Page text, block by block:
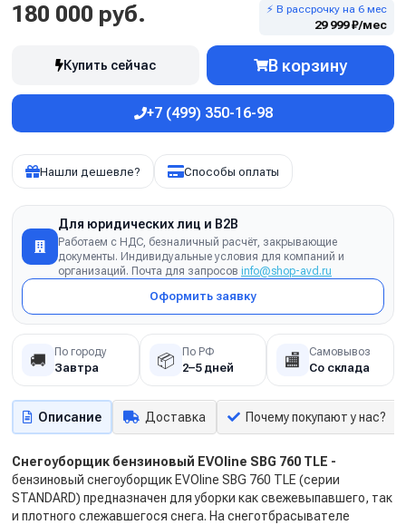
180 000 руб. ⚡ В рассрочку на 6 мес
29 999 ₽/мес
Купить сейчас В корзину
+7 (499) 350-16-98
Нашли дешевле? Способы оплаты
Для юридических лиц и B2B
Работаем с НДС, безналичный расчёт, закрывающие
документы. Индивидуальные условия для компаний и
организаций. Почта для запросов info@shop-avd.ru
Оформить заявку
🚚 По городу
Завтра 📦 По РФ
2–5 дней 🏬 Самовывоз
Со склада
Описание Доставка Почему покупают у нас?
Снегоуборщик бензиновый EVOline SBG 760 TLE -
бензиновый снегоуборщик EVOline SBG 760 TLE (серии
STANDARD) предназначен для уборки как свежевыпавшего, так
и плотного слежавшегося снега. На снеготбрасывателе